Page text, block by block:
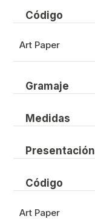
Código
Art Paper
Gramaje
Medidas
Presentación
Código
Art Paper